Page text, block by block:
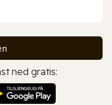
ned gratis: